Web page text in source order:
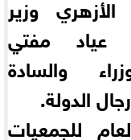
وزير
عياد مفتي
والسادة
الدولة.
للجمعيات